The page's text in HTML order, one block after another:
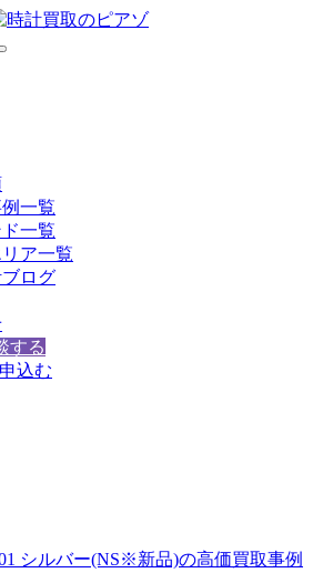
一覧
一覧
ア一覧
ログ
する
込む
シルバー(NS※新品)の高価買取事例